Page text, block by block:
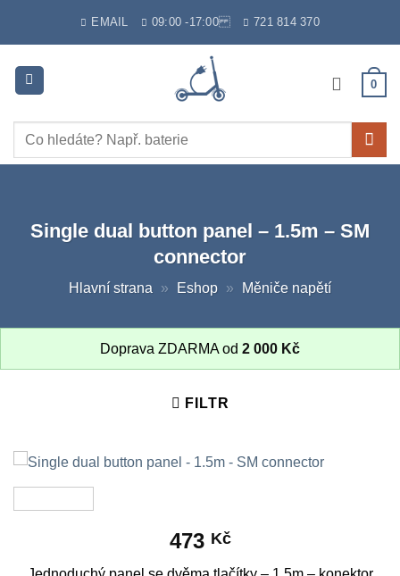
EMAIL 09:00 -17:00 721 814 370
0
Hledat:
Single dual button panel – 1.5m – SM
connector
Hlavní strana » Eshop » Měniče napětí
Doprava ZDARMA od 2 000 Kč
FILTR
473 Kč